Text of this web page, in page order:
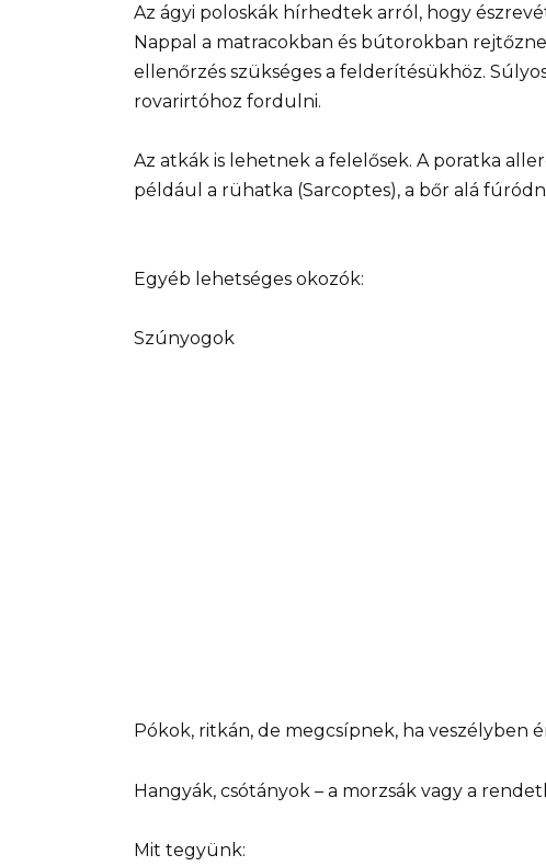
Az ágyi poloskák hírhedtek arról, hogy
Nappal a matracokban és bútorokban
ellenőrzés szükséges a felderítésükhöz.
rovarirtóhoz fordulni.
Az atkák is lehetnek a felelősek. A poratka
például a rühatka (Sarcoptes), a bőr alá
Egyéb lehetséges okozók:
Szúnyogok
Pókok, ritkán, de megcsípnek, ha veszélyben
Hangyák, csótányok – a morzsák vagy a
Mit tegyünk: